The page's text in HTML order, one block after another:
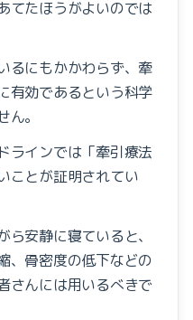
てたほうがよいのでは
るにもかかわらず、牽
有効であるという科学
。
ラインでは「牽引療法
ことが証明されてい
安静に寝ていると、
、骨密度の低下などの
さんには用いるべきで